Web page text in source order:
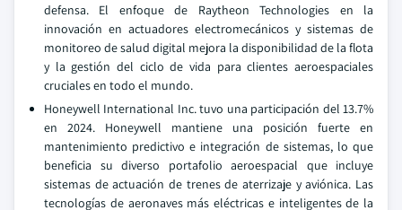
defensa. El enfoque de Raytheon Technologies en la
innovación en actuadores electromecánicos y sistemas de
monitoreo de salud digital mejora la disponibilidad de la flota
y la gestión del ciclo de vida para clientes aeroespaciales
cruciales en todo el mundo.
Honeywell International Inc. tuvo una participación del 13.7%
en 2024. Honeywell mantiene una posición fuerte en
mantenimiento predictivo e integración de sistemas, lo que
beneficia su diverso portafolio aeroespacial que incluye
sistemas de actuación de trenes de aterrizaje y aviónica. Las
tecnologías de aeronaves más eléctricas e inteligentes de la